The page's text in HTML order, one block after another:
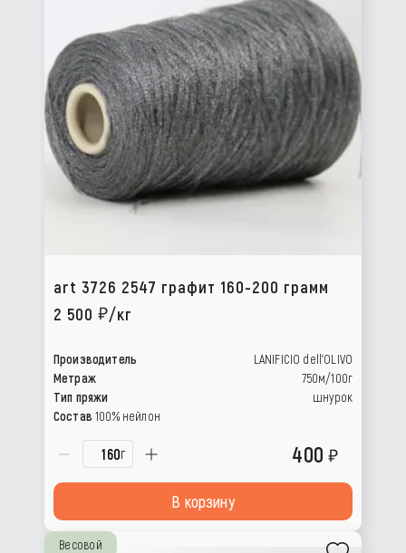
art 3726 2547 графит 160-200 грамм
2 500
/кг
Производитель
LANIFICIO dell’OLIVO
Метраж
750м/100г
Тип пряжи
шнурок
Состав 100% нейлон
г 400
В корзину
Весовой